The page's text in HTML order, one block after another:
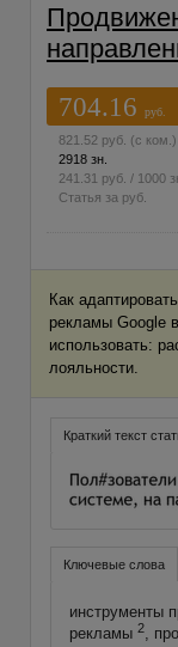
704.16
руб.
821.52 руб. (с ком.)
2918 зн.
241.31 руб. / 1000
Статья за руб.
Как
рекламы Google
использовать:
лояльности.
Краткий текст
Ключевые слова
инструменты
рекламы 2,